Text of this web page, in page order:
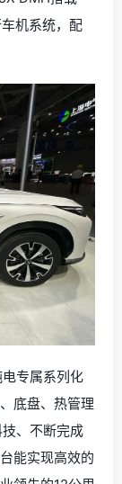
机系统，配
专属系列化
底盘、热管理
、不断完成
能实现高效的